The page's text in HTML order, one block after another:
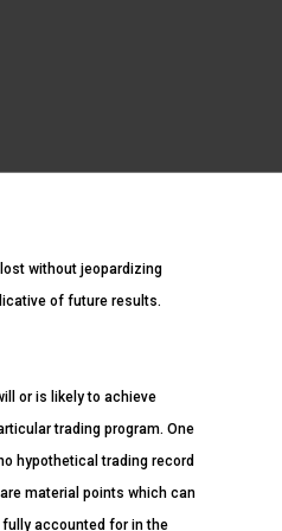
without jeopardizing
of future results.
or is likely to achieve
trading program. One
hypothetical trading record
material points which can
accounted for in the